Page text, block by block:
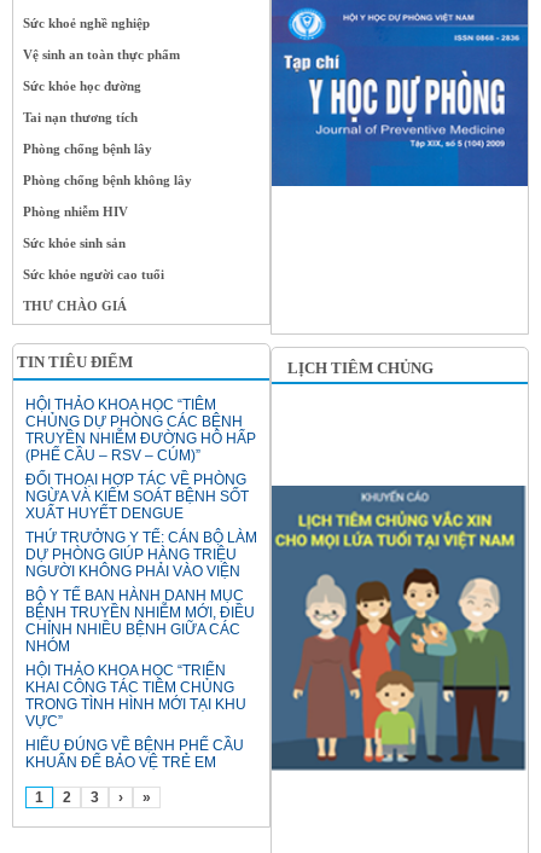
Sức khoẻ nghề nghiệp
Vệ sinh an toàn thực phẩm
Sức khỏe học đường
Tai nạn thương tích
Phòng chống bệnh lây
Phòng chống bệnh không lây
Phòng nhiễm HIV
Sức khỏe sinh sản
Sức khỏe người cao tuổi
THƯ CHÀO GIÁ
TIN TIÊU ĐIỂM
HỘI THẢO KHOA HỌC “TIÊM
CHỦNG DỰ PHÒNG CÁC BỆNH
TRUYỀN NHIỄM ĐƯỜNG HÔ HẤP
(PHẾ CẦU – RSV – CÚM)”
ĐỐI THOẠI HỢP TÁC VỀ PHÒNG
NGỪA VÀ KIỂM SOÁT BỆNH SỐT
XUẤT HUYẾT DENGUE
THỨ TRƯỞNG Y TẾ: CÁN BỘ LÀM
DỰ PHÒNG GIÚP HÀNG TRIỆU
NGƯỜI KHÔNG PHẢI VÀO VIỆN
BỘ Y TẾ BAN HÀNH DANH MỤC
BỆNH TRUYỀN NHIỄM MỚI, ĐIỀU
CHỈNH NHIỀU BỆNH GIỮA CÁC
NHÓM
HỘI THẢO KHOA HỌC “TRIỂN
KHAI CÔNG TÁC TIÊM CHỦNG
TRONG TÌNH HÌNH MỚI TẠI KHU
VỰC”
HIỂU ĐÚNG VỀ BỆNH PHẾ CẦU
KHUẨN ĐỂ BẢO VỆ TRẺ EM
1 2 3 › »
LỊCH TIÊM CHỦNG